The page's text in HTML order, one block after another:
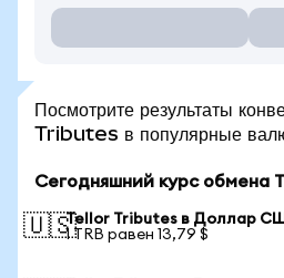
Посмотрите результаты
Tributes в популярные
Сегодняшний курс обмена
🇺🇸Tellor Tributes в Доллар
1 TRB равен 13,79 $